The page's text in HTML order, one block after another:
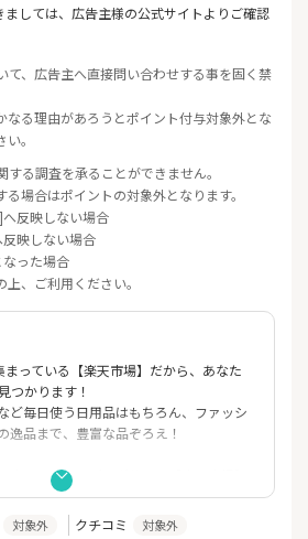
しては、広告主様の公式サイトよりご確認
、広告主へ直接問い合わせする事を固く禁
なる理由があろうとポイント付与対象外とな
。
る調査を承ることができません。
場合はポイントの対象外となります。
反映しない場合
映しない場合
った場合
、ご利用ください。
っている【楽天市場】だから、あなた
つかります！
ど毎日使う日用品はもちろん、ファッシ
逸品まで、豊富な品ぞろえ！
ネットショッピングサイト【楽天市場】
しております！
対象外 クチコミ 対象外